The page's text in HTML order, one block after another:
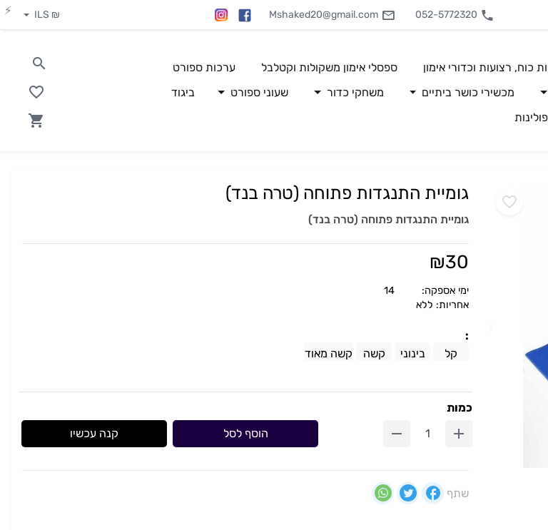
052-5772320
Mshaked20@gmail.com
₪ ILS
כוח, רצועות וכדורי אימון ספסלי אימון משקולות וקטלבל
ערכות ספורט
מכשירי כושר ביתיים משחקי כדור שעוני ספורט
ביגוד
גומיית התנגדות פתוחה (טרה בנד)
גומיית התנגדות פתוחה (טרה בנד)
₪30
ימי אספקה:
אחריות: ללא
:
קל
בינוני קשה קשה מאוד
כמות
הוסף לסל
קנה עכשיו
שתף